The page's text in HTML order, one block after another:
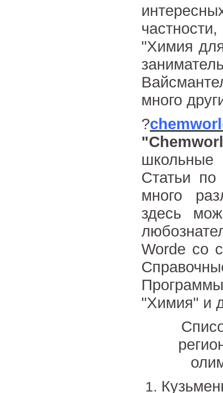
"Химия
много
?
"
Статьи
много
здесь
Worde со
"Химия" и